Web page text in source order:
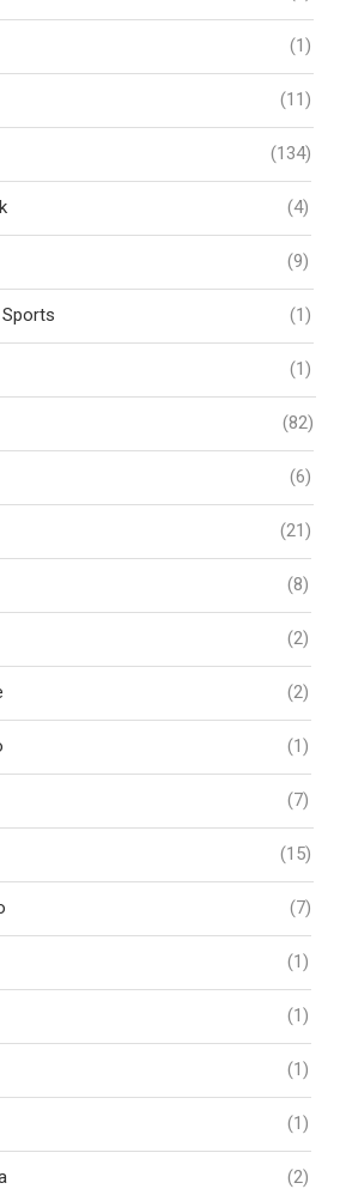
(1)
(11)
(134)
(4)
(9)
(1)
(1)
(82)
(6)
(21)
(8)
(2)
(2)
(1)
(7)
(15)
(7)
(1)
(1)
(1)
(1)
(2)